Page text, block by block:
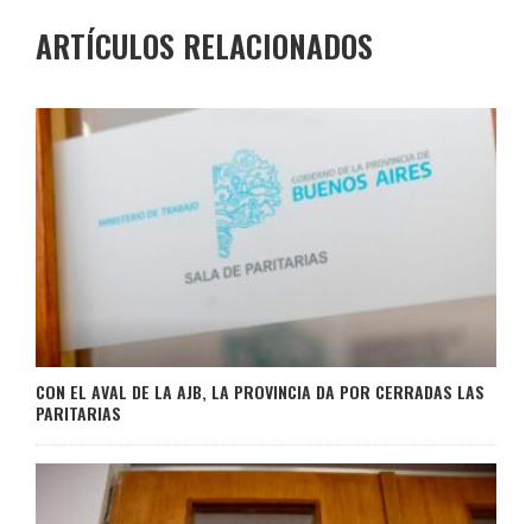
ARTÍCULOS RELACIONADOS
CON EL AVAL DE LA AJB, LA PROVINCIA DA POR CERRADAS LAS
PARITARIAS